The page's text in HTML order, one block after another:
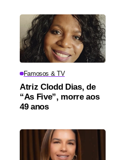
Famosos & TV
Atriz Clodd Dias, de
“As Five”, morre aos
49 anos